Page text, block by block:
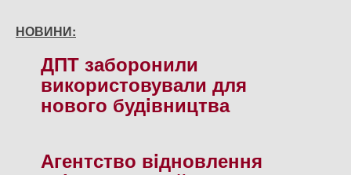
НОВИНИ:
ДПТ заборонили
використовували для
нового будiвництва
Агентство вiдновлення